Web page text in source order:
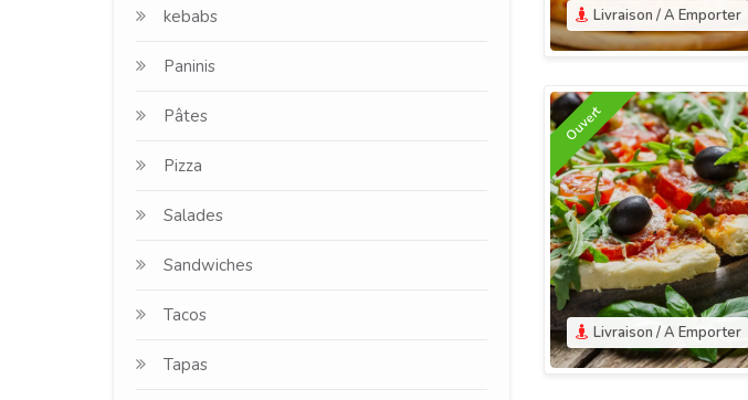
kebabs
Paninis
Pâtes
Pizza
Salades
Sandwiches
Tacos
Tapas
Livraison / A Emporter
Livraison / A Emporter
Ouvert